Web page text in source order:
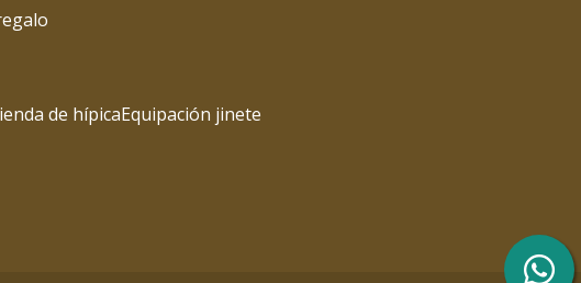
de hípicaEquipación jinete